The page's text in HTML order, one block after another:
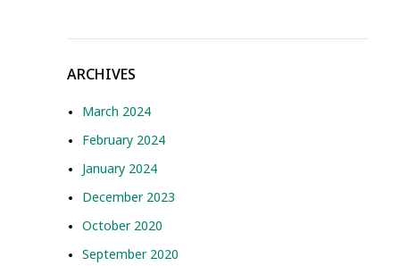
ARCHIVES
March 2024
February 2024
January 2024
December 2023
October 2020
September 2020